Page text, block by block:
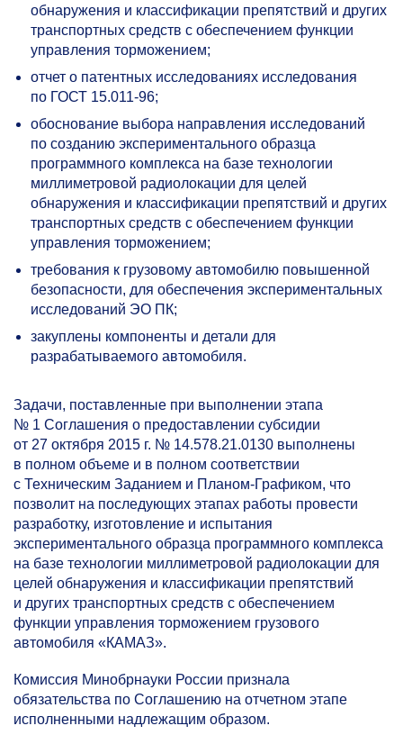
обнаружения и классификации препятствий и других
транспортных средств с обеспечением функции
управления торможением;
отчет о патентных исследованиях исследования
по ГОСТ 15.011-96;
обоснование выбора направления исследований
по созданию экспериментального образца
программного комплекса на базе технологии
миллиметровой радиолокации для целей
обнаружения и классификации препятствий и других
транспортных средств с обеспечением функции
управления торможением;
требования к грузовому автомобилю повышенной
безопасности, для обеспечения экспериментальных
исследований ЭО ПК;
закуплены компоненты и детали для
разрабатываемого автомобиля.
Задачи, поставленные при выполнении этапа
№ 1 Соглашения о предоставлении субсидии
от 27 октября 2015 г. № 14.578.21.0130 выполнены
в полном объеме и в полном соответствии
с Техническим Заданием и Планом-Графиком, что
позволит на последующих этапах работы провести
разработку, изготовление и испытания
экспериментального образца программного комплекса
на базе технологии миллиметровой радиолокации для
целей обнаружения и классификации препятствий
и других транспортных средств с обеспечением
функции управления торможением грузового
автомобиля «КАМАЗ».
Комиссия Минобрнауки России признала
обязательства по Соглашению на отчетном этапе
исполненными надлежащим образом.